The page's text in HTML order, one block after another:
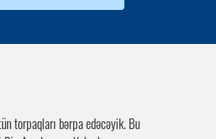
torpaqları bərpa edəcəyik. Bu